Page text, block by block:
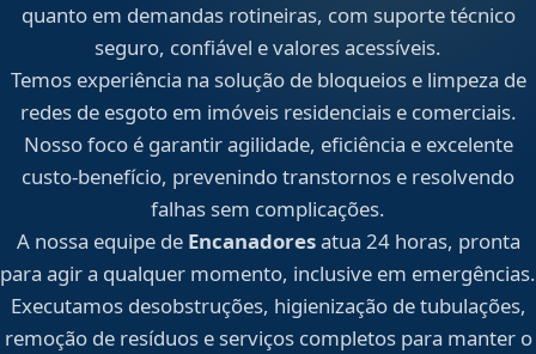
quanto em demandas rotineiras, com suporte técnico
seguro, confiável e valores acessíveis.
Temos experiência na solução de bloqueios e limpeza de
redes de esgoto em imóveis residenciais e comerciais.
Nosso foco é garantir agilidade, eficiência e excelente
custo-benefício, prevenindo transtornos e resolvendo
falhas sem complicações.
A nossa equipe de Encanadoresatua 24 horas, pronta
para agir a qualquer momento, inclusive em emergências.
Executamos desobstruções, higienização de tubulações,
remoção de resíduos e serviços completos para manter o